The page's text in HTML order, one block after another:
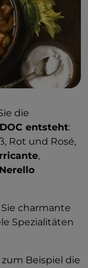
die
entsteht:
Rot und Rosé,
,
Nerello
charmante
Spezialitäten
Beispiel die